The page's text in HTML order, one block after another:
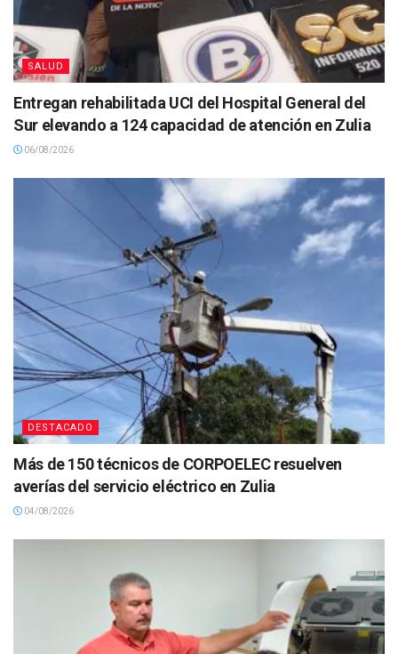
SALUD
Entregan rehabilitada UCI del Hospital General del
Sur elevando a 124 capacidad de atención en Zulia
06/08/2026
DESTACADO
Más de 150 técnicos de CORPOELEC resuelven
averías del servicio eléctrico en Zulia
04/08/2026